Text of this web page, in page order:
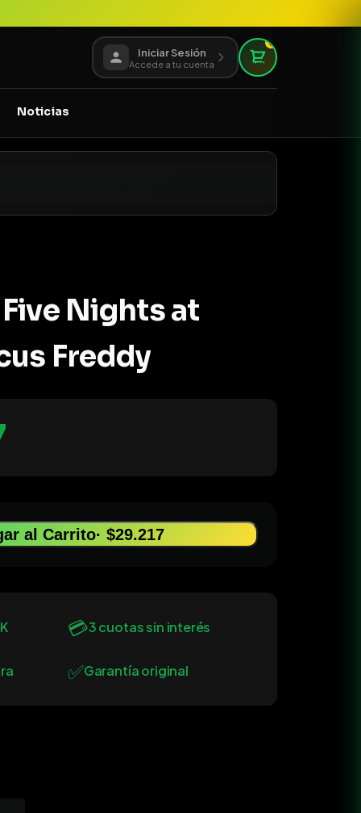
Iniciar Sesión
Accede a tu cuenta
0
Noticias
Nights at
Freddy
al Carrito· $29.217
💳3 cuotas sin interés
✅Garantía original